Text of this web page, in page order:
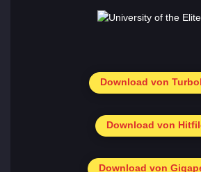
Download von
Download von
Download von